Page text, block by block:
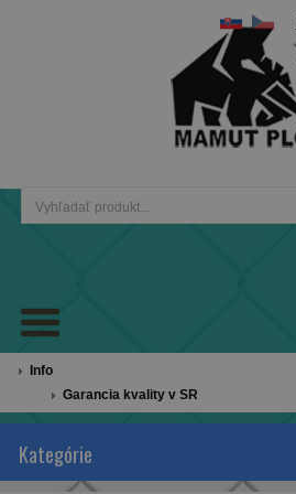
Info
Garancia kvality v SR
Kategórie